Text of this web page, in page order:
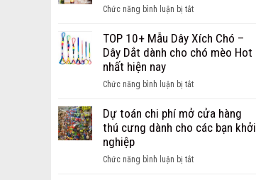
phụ
cho
chó
tín
chó
để
giúp
thoát
ve
chó
Chức năng bình luận bị tắtở
loại
sữa
cho
tốt
nhất
cách
TOP 10+ Mẫu Dây Xích Chó –
Dây Dắt dành cho chó mèo Hot
nhất hiện nay
Chức năng bình luận bị tắtở
10+
Mẫu
Chó
Dự toán chi phí mở cửa hàng
thú cưng dành cho các bạn khởi
nghiệp
Chức năng bình luận bị tắtở